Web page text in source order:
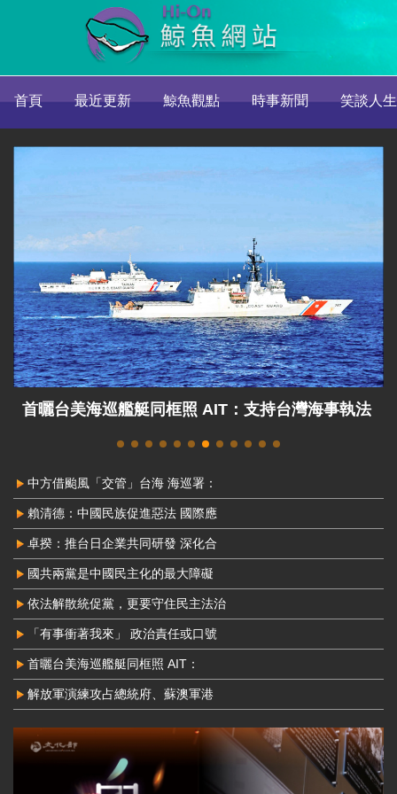
首頁 最近更新 鯨魚觀點 時事新聞 笑談人生
解放軍演練攻占總統府、蘇澳軍港 國防部：威脅
中方借颱風「交管」台海 海巡署：
賴清德：中國民族促進惡法 國際應
卓揆：推台日企業共同研發 深化合
國共兩黨是中國民主化的最大障礙
依法解散統促黨，更要守住民主法治
「有事衝著我來」 政治責任或口號
首曬台美海巡艦艇同框照 AIT：
解放軍演練攻占總統府、蘇澳軍港